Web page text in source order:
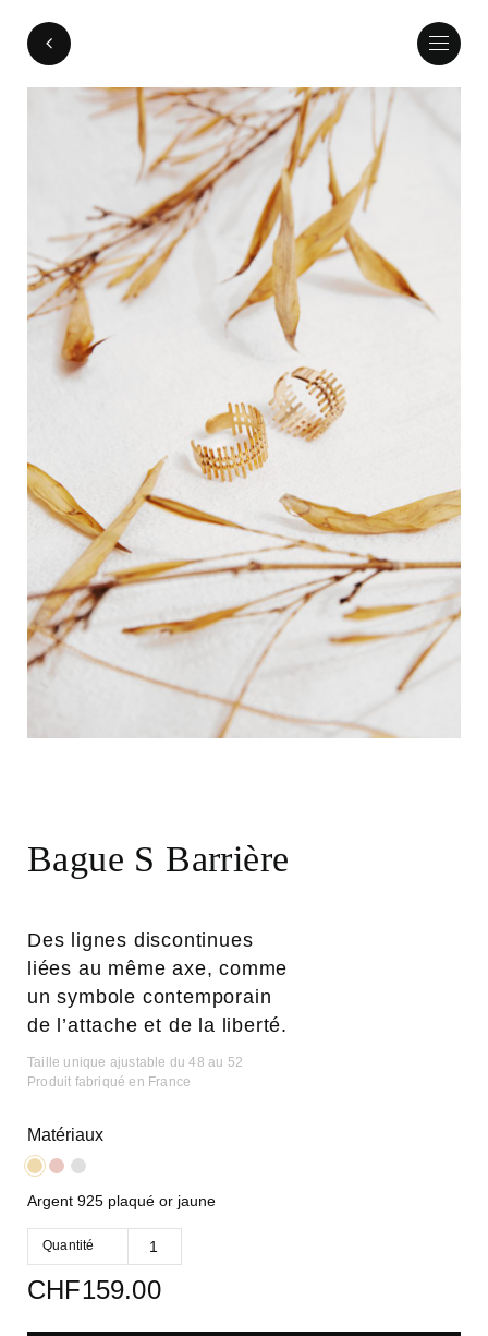
Bague S Barrière
Des lignes discontinues
liées au même axe, comme
un symbole contemporain
de l’attache et de la liberté.
Taille unique ajustable du 48 au 52
Produit fabriqué en France
Matériaux
Argent 925 plaqué or jaune
CHF159.00
Quantité